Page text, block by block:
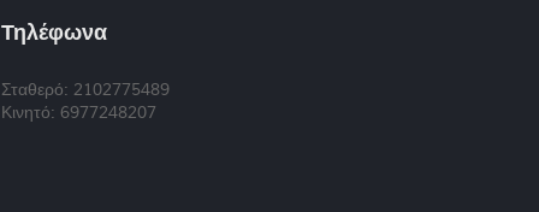
Τηλέφωνα
Σταθερό: 2102775489
Κινητό: 6977248207